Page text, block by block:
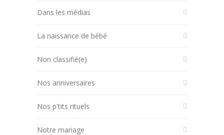
Dans les médias
La naissance de bébé
Non classifié(e)
Nos anniversaires
Nos p'tits rituels
Notre mariage